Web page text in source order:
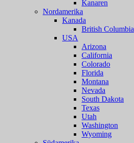
Kanaren
Nordamerika
Kanada
British Columbia
USA
Arizona
California
Colorado
Florida
Montana
Nevada
South Dakota
Texas
Utah
Washington
Wyoming